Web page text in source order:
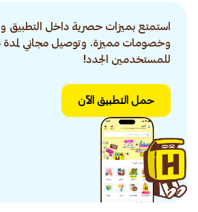
استمتع بميزات حصرية داخل
وخصومات مميزة. وتوصيل مجاني لمدة
للمستخدمين الجدد!
حمل التطبيق الآن